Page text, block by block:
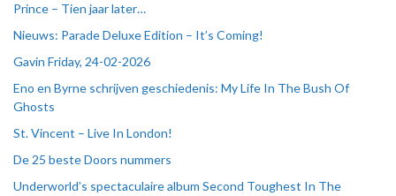
Prince – Tien jaar later…
Nieuws: Parade Deluxe Edition – It’s Coming!
Gavin Friday, 24-02-2026
Eno en Byrne schrijven geschiedenis: My Life In The Bush Of
Ghosts
St. Vincent – Live In London!
De 25 beste Doors nummers
Underworld’s spectaculaire album Second Toughest In The